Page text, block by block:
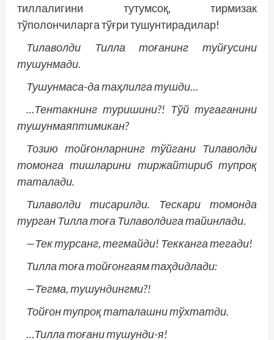
тиллалигини тутумсоқ, тирмизак
тўполончиларга тўғри тушунтирадилар!
Тилаволди Тилла тоғанинг туйғусини
тушунмади.
Тушунмаса-да таҳлилга тушди…
…Тентакнинг туришини?! Тўй тугаганини
тушунмаяптимикан?
Тозию тойғонларнинг тўйгани Тилаволди
томонга тишларини тиржайтириб тупроқ
таталади.
Тилаволди тисарилди. Тескари томонда
турган Тилла тоға Тилаволдига тайинлади.
—Тек турсанг, тегмайди! Текканга тегади!
Тилла тоға тойғонгаям таҳдидлади:
—Тегма, тушундингми?!
Тойғон тупроқ таталашни тўхтатди.
…Тилла тоғани тушунди-я!